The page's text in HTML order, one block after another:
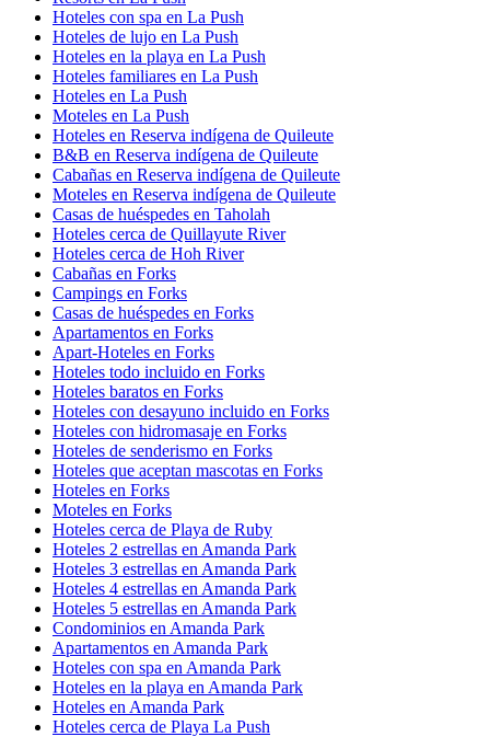
Hoteles con spa en La Push
Hoteles de lujo en La Push
Hoteles en la playa en La Push
Hoteles familiares en La Push
Hoteles en La Push
Moteles en La Push
Hoteles en Reserva indígena de Quileute
B&B en Reserva indígena de Quileute
Cabañas en Reserva indígena de Quileute
Moteles en Reserva indígena de Quileute
Casas de huéspedes en Taholah
Hoteles cerca de Quillayute River
Hoteles cerca de Hoh River
Cabañas en Forks
Campings en Forks
Casas de huéspedes en Forks
Apartamentos en Forks
Apart-Hoteles en Forks
Hoteles todo incluido en Forks
Hoteles baratos en Forks
Hoteles con desayuno incluido en Forks
Hoteles con hidromasaje en Forks
Hoteles de senderismo en Forks
Hoteles que aceptan mascotas en Forks
Hoteles en Forks
Moteles en Forks
Hoteles cerca de Playa de Ruby
Hoteles 2 estrellas en Amanda Park
Hoteles 3 estrellas en Amanda Park
Hoteles 4 estrellas en Amanda Park
Hoteles 5 estrellas en Amanda Park
Condominios en Amanda Park
Apartamentos en Amanda Park
Hoteles con spa en Amanda Park
Hoteles en la playa en Amanda Park
Hoteles en Amanda Park
Hoteles cerca de Playa La Push